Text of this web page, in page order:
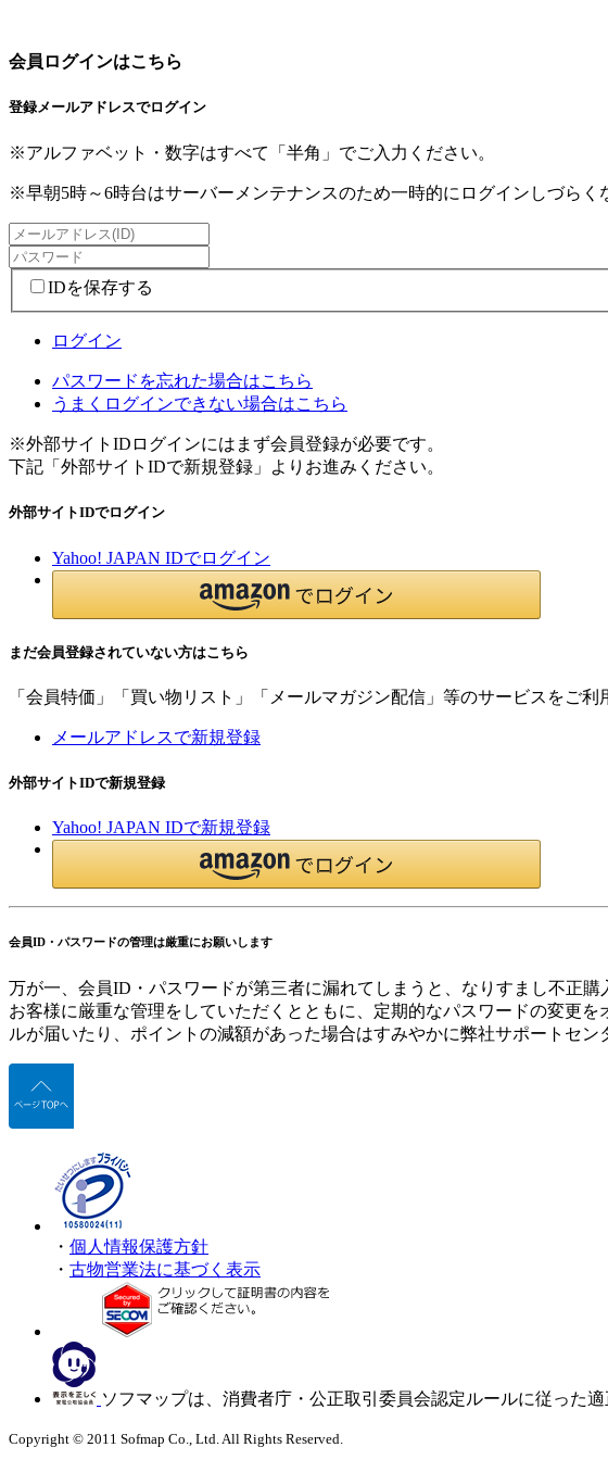
会員ログインはこちら
登録メールアドレスでログイン
※アルファベット・数字はすべて「半角」でご入力ください。
※早朝5時～6時台はサーバーメンテナンスのため一時的にログインしづら
IDを保存する
ログイン
パスワードを忘れた場合はこちら
うまくログインできない場合はこちら
※外部サイトIDログインにはまず会員登録が必要です。
下記「外部サイトIDで新規登録」よりお進みください。
外部サイトIDでログイン
Yahoo! JAPAN IDでログイン
まだ会員登録されていない方はこちら
「会員特価」「買い物リスト」「メールマガジン配信」等のサービスをご
メールアドレスで新規登録
外部サイトIDで新規登録
Yahoo! JAPAN IDで新規登録
会員ID・パスワードの管理は厳重にお願いします
万が一、会員ID・パスワードが第三者に漏れてしまうと、なりすまし不正購
お客様に厳重な管理をしていただくとともに、定期的なパスワードの変更
ルが届いたり、ポイントの減額があった場合はすみやかに弊社サポートセン
・ 個人情報保護方針
・ 古物営業法に基づく表示
ソフマップは、消費者庁・公正取引委員会認定ルールに従った適
Copyright © 2011 Sofmap Co., Ltd. All Rights Reserved.